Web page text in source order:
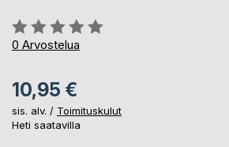
Arvostelu::
0%
0 Arvostelua
10,95 €
sis. alv. / Toimituskulut
Heti saatavilla